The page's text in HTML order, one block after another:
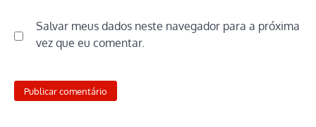
Salvar meus dados neste navegador para a próxima
vez que eu comentar.